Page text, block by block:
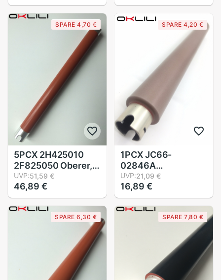
1915 2510 2525
2540 2545 2580
2851 SCX 4600
4623 4626 4725
WC7675 7755 7765
7775 DCC 6550
7500 7550 6500
5065 5500 7600
SPARE 4,70 €
5PCX 2H425010
2F825050 Oberer,
höher Fuser Rolle
Wärme für Kyocera
FS1028
FS1028MFP FS1128
FS1350 FS2000
KM2810 KM2820
FS1370 M2035
UVP:51,59 €
46,89 €
SPARE 4,20 €
1PCX JC66-
02846A
126N00410 Oberer,
höher FUSER Rolle
WÄRME für
Samsung M4025
M4030 M4070
M4080 für Xerox
3320 3225 3315
UVP:21,09 €
16,89 €
SPARE 6,30 € SPARE 7,80 €